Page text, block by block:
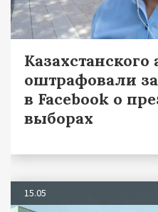
Казахстанского
оштрафовали
в Facebook о
выборах
15.05